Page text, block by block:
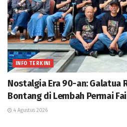
INFO TERKINI
Nostalgia Era 90-an: Galatua
Bontang di Lembah Permai
4 Agustus 2026